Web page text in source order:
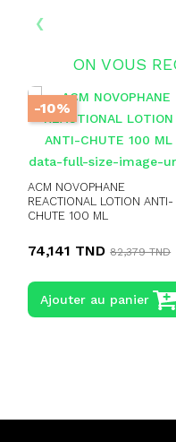
ON VOUS
-10%
ACM NOVOPHANE
REACTIONAL LOTION ANTI-
CHUTE 100 ML
74,141 TND 82,379 TND
Ajouter au panier
‹